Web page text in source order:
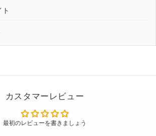
ト
カスタマーレビュー
最初のレビューを書きましょう